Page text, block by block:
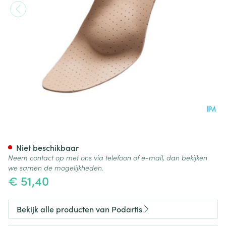
€ 51,40
Niet beschikbaar
Neem contact op met ons via telefoon of e-mail, dan bekijken
we samen de mogelijkheden.
Bekijk alle producten van Podartis